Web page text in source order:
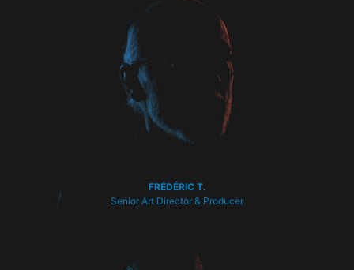
FRÉDÉRIC T.
Senior Art Director & Producer